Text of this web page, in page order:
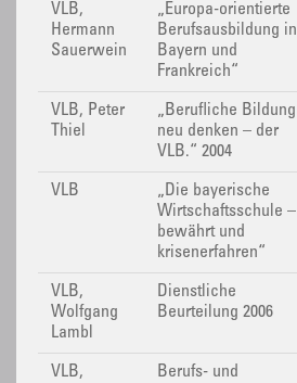
VLB,
Hermann
Sauerwein
„Europa-orientierte
Berufsausbildung in
Bayern und
Frankreich“
VLB, Peter
Thiel
„Berufliche Bildung
neu denken – der
VLB.“ 2004
VLB
„Die bayerische
Wirtschaftsschule –
bewährt und
krisenerfahren“
VLB,
Wolfgang
Lambl
Dienstliche
Beurteilung 2006
VLB,
Berufs- und